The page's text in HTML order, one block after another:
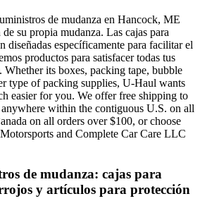
de mudanza en Hancock, ME
su propia mudanza. Las cajas para
diseñadas específicamente para facilitar el
productos para satisfacer todas tus
Whether its boxes, packing tape, bubble
type of packing supplies, U-Haul wants
easier for you. We offer free shipping to
within the contiguous U.S. on all
on all orders over $100, or choose
and Complete Car Care LLC
de mudanza: cajas para
y artículos para protección